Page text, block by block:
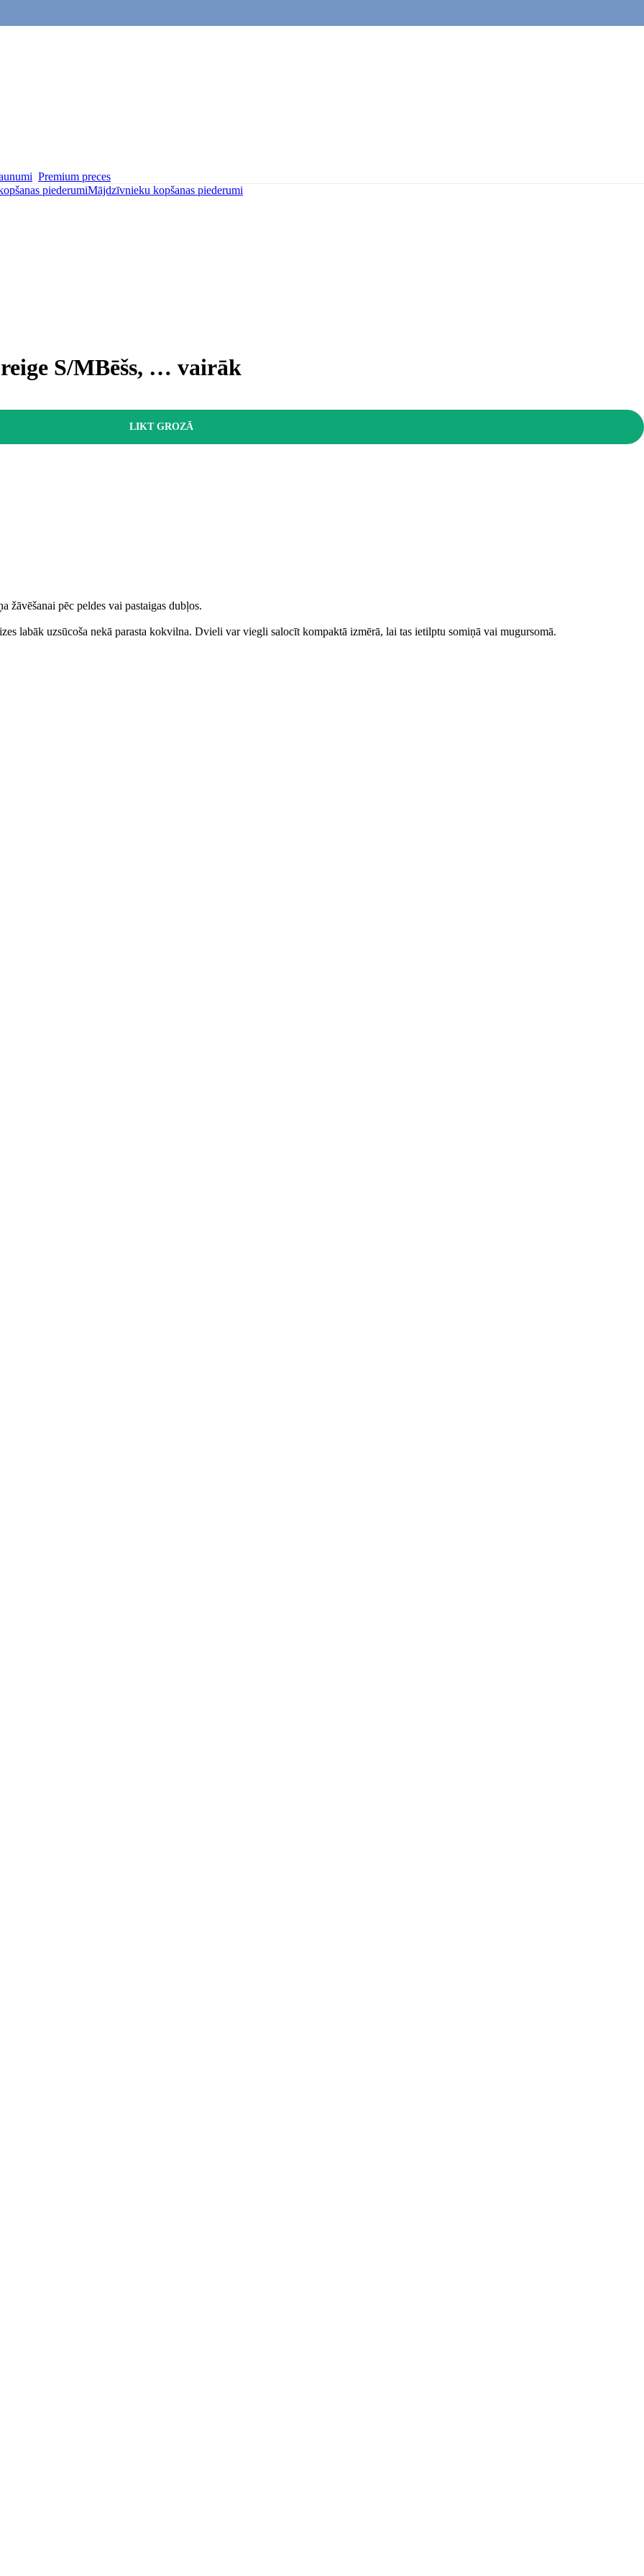
Premium preces
piederumiMājdzīvnieku kopšanas piederumi
S/MBēšs, … vairāk
LIKT GROZĀ
pēc peldes vai pastaigas dubļos.
labāk uzsūcoša nekā parasta kokvilna. Dvieli var viegli salocīt kompaktā izmērā, lai tas ietilptu somiņā vai mugursomā.